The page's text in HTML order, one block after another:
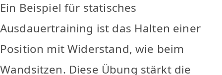
Ein Beispiel für statisches
Ausdauertraining ist das Halten einer
Position mit Widerstand, wie beim
Wandsitzen. Diese Übung stärkt die